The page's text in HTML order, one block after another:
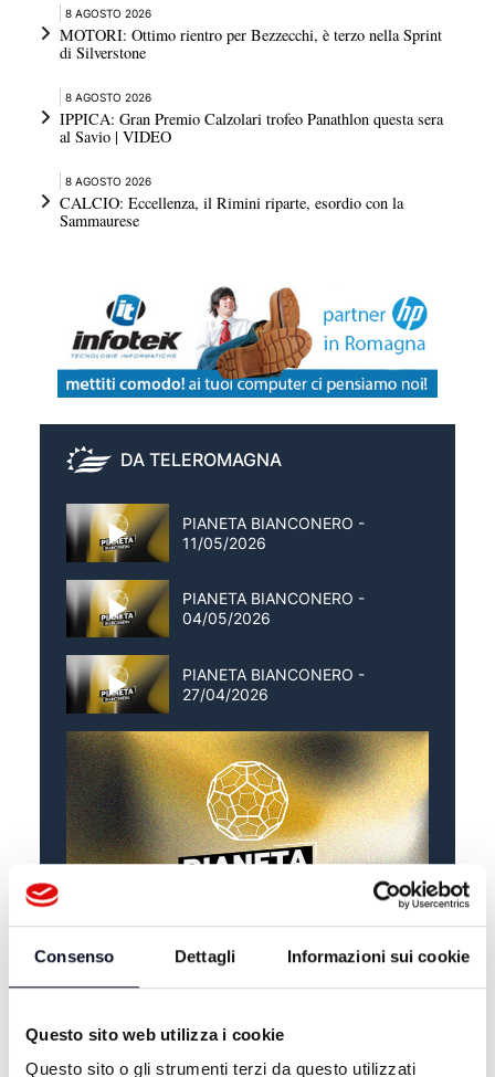
Consenso Dettagli Informazioni sui cookie
Questo sito web utilizza i cookie
Questo sito o gli strumenti terzi da questo utilizzati
8 AGOSTO 2026
MOTORI: Ottimo rientro per Bezzecchi, è terzo nella Sprint
di Silverstone
8 AGOSTO 2026
IPPICA: Gran Premio Calzolari trofeo Panathlon questa sera
al Savio | VIDEO
8 AGOSTO 2026
CALCIO: Eccellenza, il Rimini riparte, esordio con la
Sammaurese
DA TELEROMAGNA
PIANETA BIANCONERO -
11/05/2026
PIANETA BIANCONERO -
04/05/2026
PIANETA BIANCONERO -
27/04/2026